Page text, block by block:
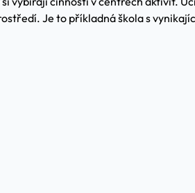
Je to příkladná škola s